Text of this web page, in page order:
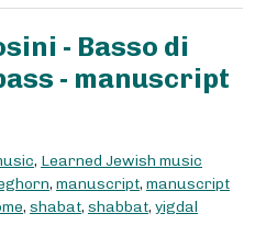
- Basso di
- manuscript
, Learned Jewish music
, manuscript, manuscript
, shabat, shabbat, yigdal